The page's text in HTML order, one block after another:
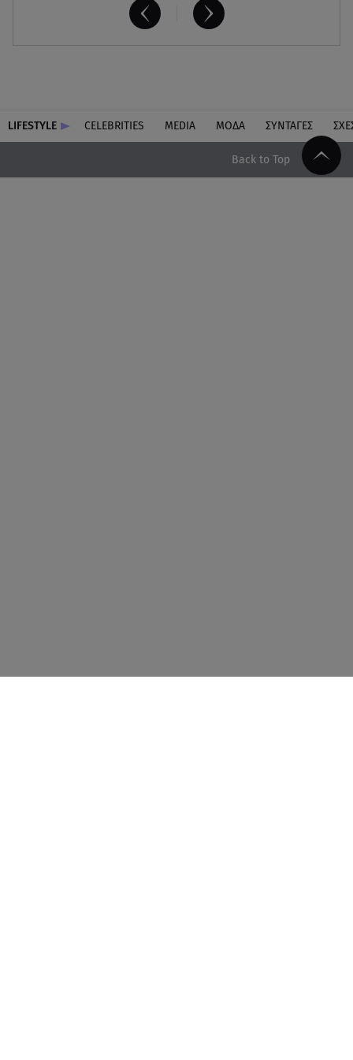
LIFESTYLE CELEBRITIES MEDIA ΜΟΔΑ ΣΥΝΤΑΓΕΣ
Back to Top